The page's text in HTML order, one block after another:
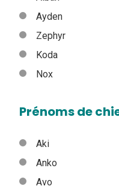
Ayden
Zephyr
Koda
Nox
Prénoms de
Aki
Anko
Avo